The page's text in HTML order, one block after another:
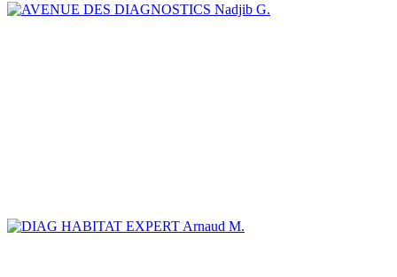
Nadjib G.
Arnaud M.